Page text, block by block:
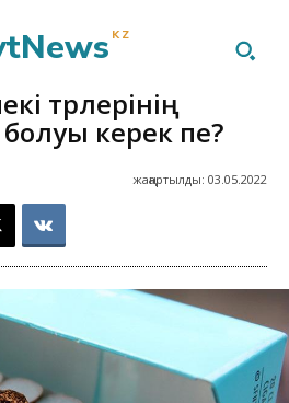
KZ
түрлерінің
керек пе?
жаңартылды: 03.05.2022